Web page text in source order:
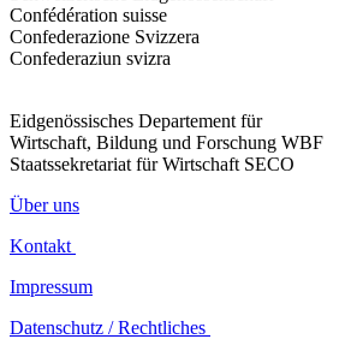
Confédération suisse
Confederazione Svizzera
Confederaziun svizra
Eidgenössisches Departement für
Wirtschaft, Bildung und Forschung WBF
Staatssekretariat für Wirtschaft SECO
Über uns
Kontakt
Impressum
Datenschutz / Rechtliches